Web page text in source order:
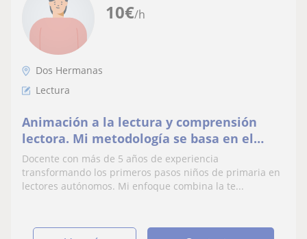
10€/h
Dos Hermanas
Lectura
Animación a la lectura y comprensión
lectora. Mi metodología se basa en el
desarrollo lingüístico. Maestra titulada.
Docente con más de 5 años de experiencia
transformando los primeros pasos niños de primaria en
lectores autónomos. Mi enfoque combina la te...